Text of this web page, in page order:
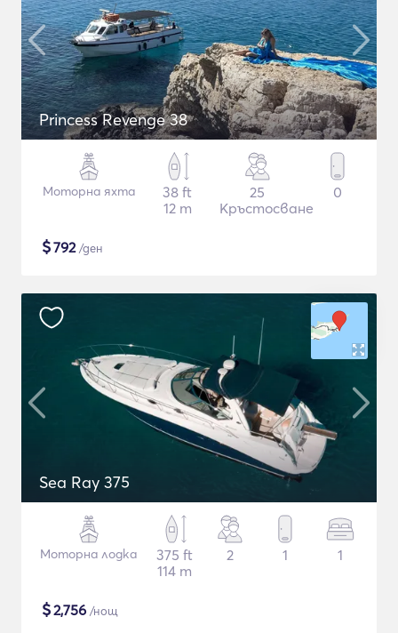
Princess Revenge 38
Моторна яхта
38 ft
12 m
25
Кръстосване
0
$792/ден
Sea Ray 375
Моторна лодка
375 ft
114 m
2 1 1
$2,756 /нощ